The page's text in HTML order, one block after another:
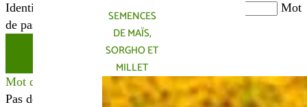
SEMENCES
DE MAÏS,
SORGHO ET
MILLET
Identifiant ou adresse mail
Mot
de passe
Se connecter
Mot de passe perdu ?
Pas de compte ?
Créer votre espace